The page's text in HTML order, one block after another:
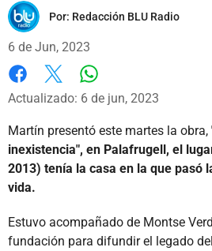
Por: Redacción BLU Radio
6 de Jun, 2023
Facebook
X
Actualizado: 6 de jun, 2023
Martín presentó este martes la obra,
inexistencia", en Palafrugell, el
2013) tenía la casa en la que pasó
vida.
Estuvo acompañado de Montse
fundación para difundir el legado